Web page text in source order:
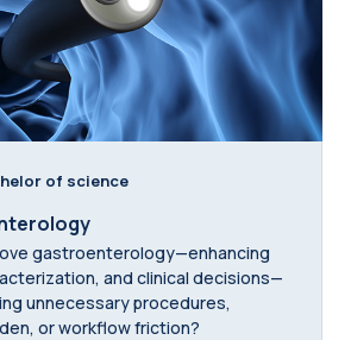
of science
gastroenterology—enhancing
and clinical decisions—
unnecessary procedures,
or workflow friction?